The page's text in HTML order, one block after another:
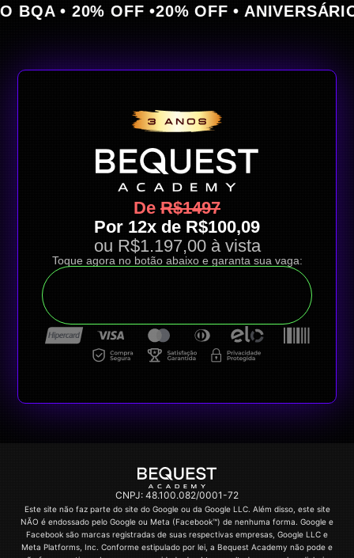
• 20% OFF • 20% OFF • ANIVERSÁRIO
De R$1497
Por 12x de R$100,09
ou R$1.197,00 à vista
Toque agora no botão abaixo e garanta sua vaga:
CNPJ: 48.100.082/0001-72
Este site não faz parte do site do Google ou da Google LLC. Além disso, este site
NÃO é endossado pelo Google ou Meta (Facebook™) de nenhuma forma. Google e
Facebook são marcas registradas de suas respectivas empresas, Google LLC e
Meta Platforms, Inc. Conforme estipulado por lei, a Bequest Academy não pode e